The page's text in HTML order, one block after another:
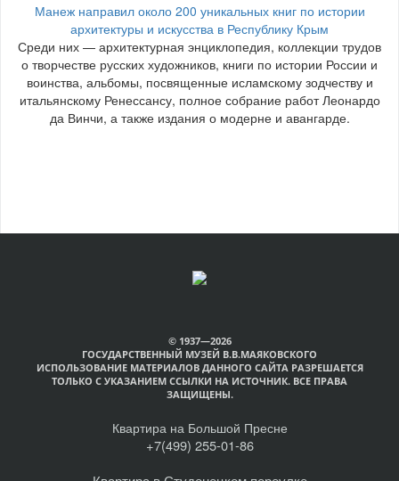
Манеж направил около 200 уникальных книг по истории
архитектуры и искусства в Республику Крым
Среди них — архитектурная энциклопедия, коллекции трудов
о творчестве русских художников, книги по истории России и
воинства, альбомы, посвященные исламскому зодчеству и
итальянскому Ренессансу, полное собрание работ Леонардо
да Винчи, а также издания о модерне и авангарде.
© 1937—2026
ГОСУДАРСТВЕННЫЙ МУЗЕЙ В.В.МАЯКОВСКОГО
ИСПОЛЬЗОВАНИЕ МАТЕРИАЛОВ ДАННОГО САЙТА РАЗРЕШАЕТСЯ
ТОЛЬКО С УКАЗАНИЕМ ССЫЛКИ НА ИСТОЧНИК. ВСЕ ПРАВА
ЗАЩИЩЕНЫ.
Квартира на Большой Пресне
+7(499) 255-01-86